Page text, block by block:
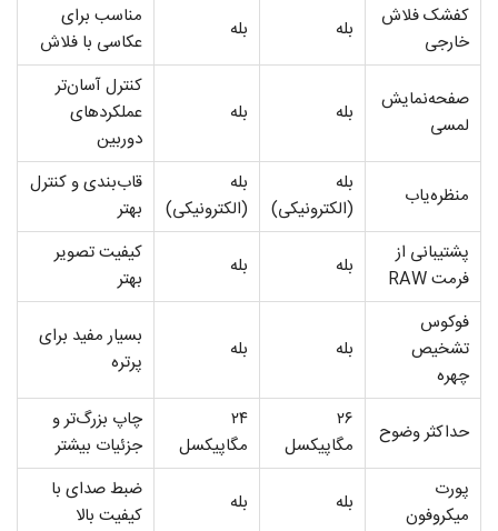
کفشک فلاش
خارجی
بله بله
مناسب برای
عکاسی با فلاش
صفحه‌نمایش
لمسی
بله بله
کنترل آسان‌تر
عملکردهای
دوربین
منظره‌یاب
بله
(الکترونیکی)
بله
(الکترونیکی)
قاب‌بندی و کنترل
بهتر
پشتیبانی از
فرمت RAW
بله بله
کیفیت تصویر
بهتر
فوکوس
تشخیص
چهره
بله بله
بسیار مفید برای
پرتره
حداکثر وضوح
۲۶
مگاپیکسل
۲۴
مگاپیکسل
چاپ بزرگ‌تر و
جزئیات بیشتر
پورت
میکروفون
بله بله
ضبط صدای با
کیفیت بالا